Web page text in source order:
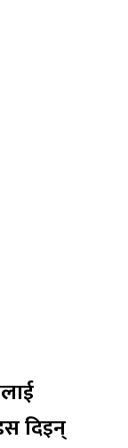
दिइन्